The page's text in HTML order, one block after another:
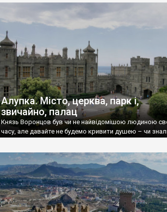
Алупка. Місто, церква, парк і,
звичайно, палац
Князь Воронцов був чи не найвідомішою людиною
часу, але давайте не будемо кривити душею – чи